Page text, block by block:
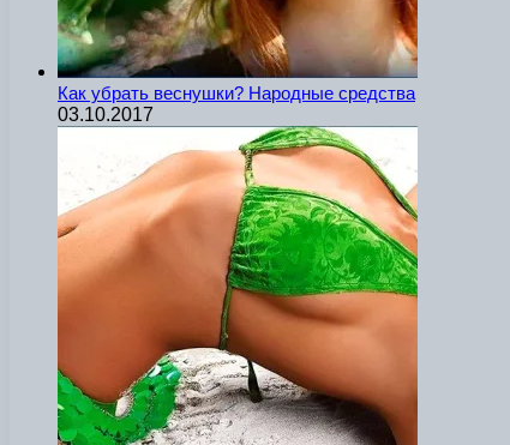
Как убрать веснушки? Народные средства
03.10.2017